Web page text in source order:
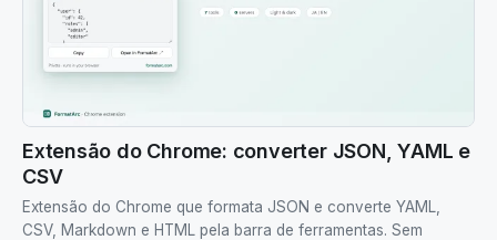
Extensão do Chrome: converter JSON, YAML e
CSV
Extensão do Chrome que formata JSON e converte YAML,
CSV, Markdown e HTML pela barra de ferramentas. Sem